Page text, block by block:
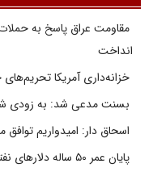
مقاومت عراق پاسخ به
انداخت
خزانه‌داری آمریکا
بسنت مدعی شد: به زودی
اسحاق دار: امیدواریم
پایان عمر ۵۰ ساله دلارهای نفتی به دست ایران